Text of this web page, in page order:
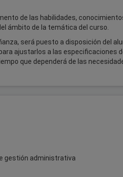
de las habilidades,
ámbito de la temática del curso.
será puesto a disposición del
ajustarlos a las especificaciones
que dependerá de las
gestión administrativa